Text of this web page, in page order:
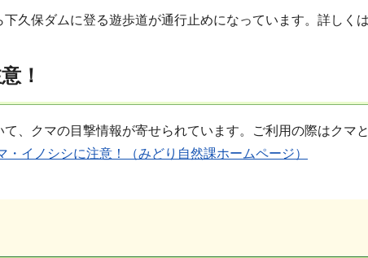
下久保ダムに登る遊歩道が通行止めになっています。詳しく
！
て、クマの目撃情報が寄せられています。ご利用の際はクマ
・イノシシに注意！（みどり自然課ホームページ）